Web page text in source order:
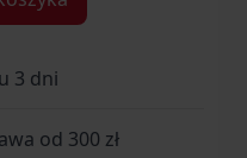
3 dni
od 300 zł